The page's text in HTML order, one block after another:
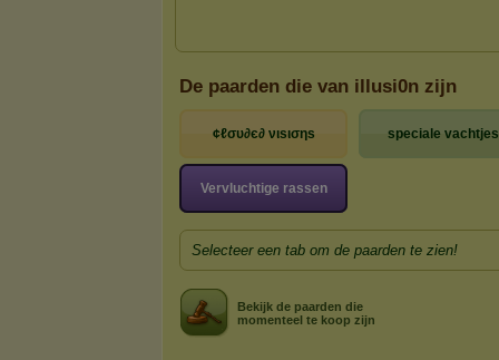
De paarden die van illusi0n zijn
¢ℓσυ∂є∂ νιѕισηѕ speciale vachtjes
Vervluchtige rassen
Selecteer een tab om de paarden te zien!
Bekijk de paarden die
momenteel te koop zijn